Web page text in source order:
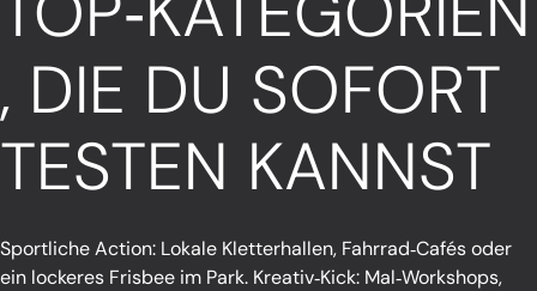
, DIE DU SOFORT
TESTEN KANNST
Sportliche Action: Lokale Kletterhallen, Fahrrad‑Cafés oder
ein lockeres Frisbee im Park. Kreativ‑Kick: Mal‑Workshops,